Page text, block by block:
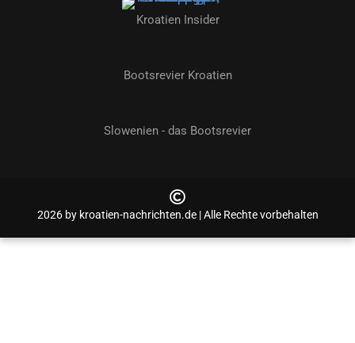
Kroatien Insider
Bootsrevier Kroatien
Slowenien - das Bootsrevier
2026 by kroatien-nachrichten.de | Alle Rechte vorbehalten